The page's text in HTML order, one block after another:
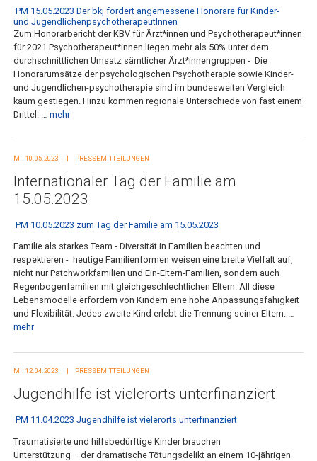
PM 15.05.2023 Der bkj fordert angemessene Honorare für Kinder-
und JugendlichenpsychotherapeutInnen
Zum Honorarbericht der KBV für Ärzt*innen und Psychotherapeut*innen
für 2021 Psychotherapeut*innen liegen mehr als 50% unter dem
durchschnittlichen Umsatz sämtlicher Ärzt*innengruppen - Die
Honorarumsätze der psychologischen Psychotherapie sowie Kinder-
und Jugendlichen-psychotherapie sind im bundesweiten Vergleich
kaum gestiegen. Hinzu kommen regionale Unterschiede von fast einem
Drittel. …mehr
Mi. 10.05.2023 PRESSEMITTEILUNGEN
Internationaler Tag der Familie am
15.05.2023
PM 10.05.2023 zum Tag der Familie am 15.05.2023
Familie als starkes Team - Diversität in Familien beachten und
respektieren - heutige Familienformen weisen eine breite Vielfalt auf,
nicht nur Patchworkfamilien und Ein-Eltern-Familien, sondern auch
Regenbogenfamilien mit gleichgeschlechtlichen Eltern. All diese
Lebensmodelle erfordern von Kindern eine hohe Anpassungsfähigkeit
und Flexibilität. Jedes zweite Kind erlebt die Trennung seiner Eltern. …
mehr
Mi. 12.04.2023 PRESSEMITTEILUNGEN
Jugendhilfe ist vielerorts unterfinanziert
PM 11.04.2023 Jugendhilfe ist vielerorts unterfinanziert
Traumatisierte und hilfsbedürftige Kinder brauchen
Unterstützung – der dramatische Tötungsdelikt aneinem 10-jährigen